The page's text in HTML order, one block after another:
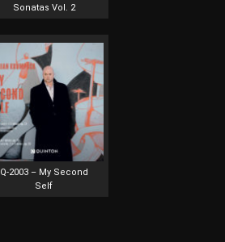
Sonatas Vol. 2
Q-2003 – My Second
Self